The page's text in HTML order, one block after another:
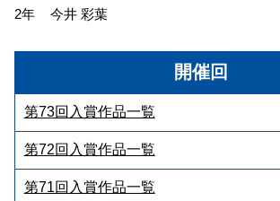
開催回
第73回入賞作品一覧
第72回入賞作品一覧
第71回入賞作品一覧
2年
今井 彩葉